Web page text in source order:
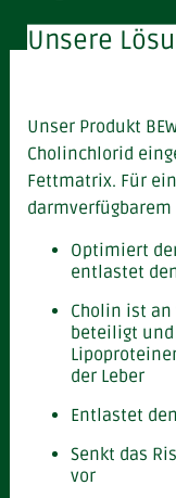
Unsere
Unser Produkt
Cholinchlorid
Fettmatrix. Für
Optimiert
entlastet
Cholin ist
beteiligt
der Leber
Entlastet
Senkt das
vor